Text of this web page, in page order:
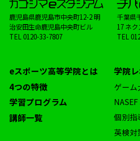
鹿児島県鹿児島市中央町12-2 明
治安田生命鹿児島中央町ビル
TEL0120-33-7807
千葉県
17 ネ
TEL
eスポーツ高等学院とは
4つの特徴
学習プログラム
講師一覧
学院
ゲーム
個別指
英検対